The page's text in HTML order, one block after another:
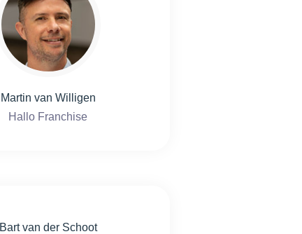
Martin van Willigen
Hallo Franchise
Bart van der Schoot